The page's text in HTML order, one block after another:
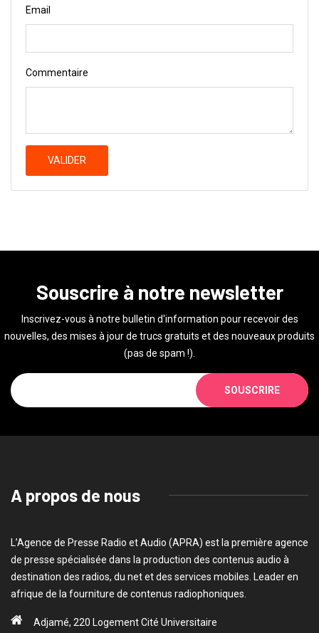
Email
Commentaire
VALIDER
Souscrire à notre newsletter
Inscrivez-vous à notre bulletin d'information pour recevoir des
nouvelles, des mises à jour de trucs gratuits et des nouveaux produits
(pas de spam !).
SOUSCRIRE
A propos de nous
L’Agence de Presse Radio et Audio (APRA) est la première agence
de presse spécialisée dans la production des contenus audio à
destination des radios, du net et des services mobiles. Leader en
afrique de la fourniture de contenus radiophoniques.
Adjamé, 220 Logement Cité Universitaire